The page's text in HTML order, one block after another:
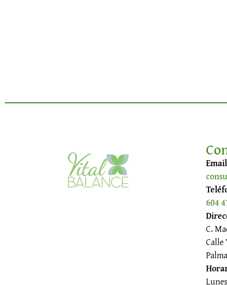
604
C.
Calle